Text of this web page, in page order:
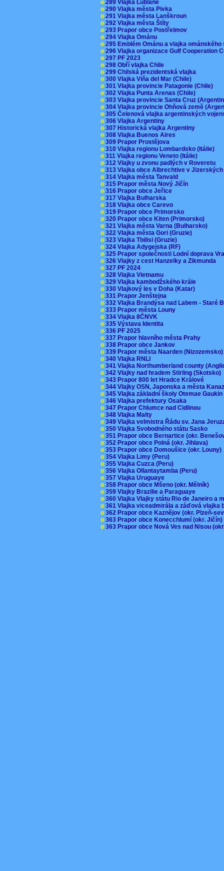
o 289 Vlajka Lublaně
o 290 Vlajka města Pivka
o 291 Vlajka města Lanškroun
o 292 Vlajka města Štíty
o 293 Prapor obce Postřelmov
o 294 Vlajka Ománu
o 295 Emblém Ománu a vlajka
o 296 Vlajka organizace Gulf Cooperation
o 297 PF 2023
o 298 Obří vlajka Chile
o 299 Chilská prezidentská vlajka
o 300 Vlajka Viňa del Mar (Chile)
o 301 Vlajka provincie Patagonie (Chile)
o 302 Vlajka Punta Arenas (Chile)
o 303 Vlajka provincie Santa Cruz
o 304 Vlajka provincie Ohňová země
o 305 Čelenová vlajka argentinských
o 306 Vlajka Argentiny
o 307 Historická vlajka Argentiny
o 308 Vlajka Buenos Aires
o 309 Prapor Prostějova
o 310 Vlajka regionu Lombardsko (Itálie)
o 311 Vlajka regionu Veneto (Itálie)
o 312 Vlajky u zvonu padlých v Roveretu
o 313 Vlajka obce Albrechtive v
o 314 Vlajka města Tanvald
o 315 Prapor města Nový Jičín
o 316 Prapor obce Jeřice
o 317 Vlajka Bulharska
o 318 Vlajka obce Carevo
o 319 Prapor obce Primorsko
o 320 Prapor obce Kiten (Primorsko)
o 321 Vlajka města Varna (Bulharsko)
o 322 Vlajka města Gori (Gruzie)
o 323 Vlajka Tbilisi (Gruzie)
o 324 Vlajka Adygejska (RF)
o 325 Prapor společnosti Lodní doprava
o 326 Vlajky z cest Hanzelky a Zikmunda
o 327 PF 2024
o 328 Vlajka Vietnamu
o 329 Vlajka kambodžského krále
o 330 Vlajkový les v Doha (Katar)
o 331 Prapor Jenštejna
o 332 Vlajka Brandýsa nad Labem - Staré
o 333 Prapor města Louny
o 334 Vlajka 8ČNVK
o 335 Výstava Identita
o 336 PF 2025
o 337 Prapor hlavního města Prahy
o 338 Prapor obce Jankov
o 339 Prapor města Naarden
o 340 Vlajka RNLI
o 341 Vlajka Northumberland county
o 342 Vlajky nad hradem Stirling (Skotsko)
o 343 Prapor 800 let Hradce Králové
o 344 Vlajky OSN, Japonska a města
o 345 Vlajka základní školy Otemae
o 346 Vlajka prefektury Osaka
o 347 Prapor Chlumce nad Cidlinou
o 348 Vlajka Malty
o 349 Vlajka velmistra Řádu sv. Jana
o 350 Vlajka Svobodného státu Sasko
o 351 Prapor obce Bernartice (okr.
o 352 Prapor obce Polná (okr. Jihlava)
o 353 Prapor obce Domoušice (okr. Louny)
o 354 Vlajka Limy (Peru)
o 355 Vlajka Cuzca (Peru)
o 356 Vlajka Ollantaytamba (Peru)
o 357 Vlajka Uruguaye
o 358 Prapor obce Mšeno (okr. Mělník)
o 359 Vlajky Brazilie a Paraguaye
o 360 Vlajka Vlajky státu Rio de Janeiro a
o 361 Vlajka viceadmirála a záďová
o 362 Prapor obce Kaznějov (okr. Plzeň-
o 363 Prapor obce Konecchlumí (okr.
o 363 Prapor obce Nová Ves nad Nisou